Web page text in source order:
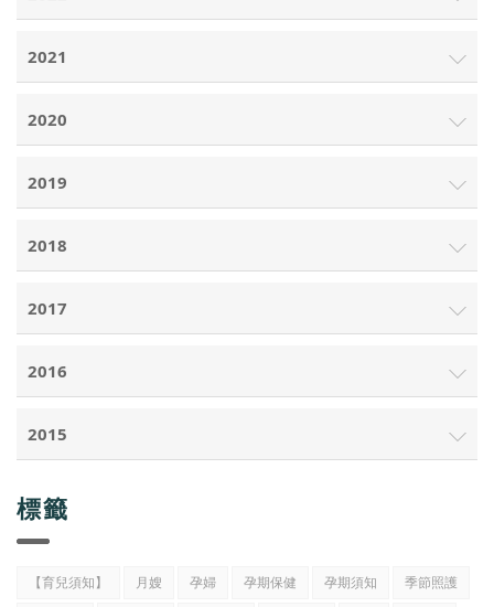
2021
2020
2019
2018
2017
2016
2015
標籤
【育兒須知】 月嫂 孕婦 孕期保健 孕期須知
季節照護